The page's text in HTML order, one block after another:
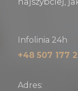
Infolinia 24h
+48 507 177
Adres: